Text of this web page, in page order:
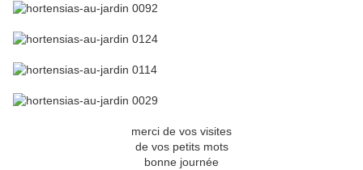
merci de vos visites
de vos petits mots
bonne journée